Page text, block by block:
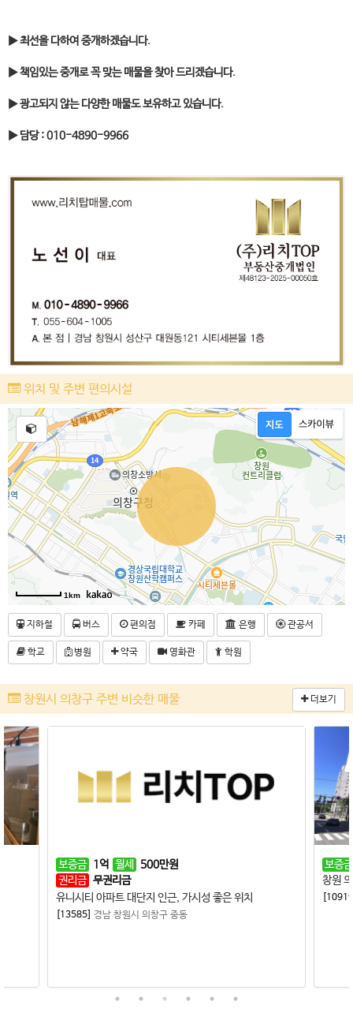
▶ 최선을 다하여 중개하겠습니다.
▶ 책임있는 중개로 꼭 맞는 매물을 찾아 드리겠습니다.
▶ 광고되지 않는 다양한 매물도 보유하고 있습니다.
▶ 담당 : 010-4890-9966
위치 및 주변 편의시설
1km
지하철 버스 편의점 카페 은행 관공서
학교 병원 약국 영화관 학원
더보기
창원시 의창구 주변 비슷한 매물
보증금 1 억 월세 500만원
권리금 무권리금
유니시티 아파트 대단지 인근, 가시성 좋은 위치
[13585] 경남 창원시 의창구 중동
보증금
창원